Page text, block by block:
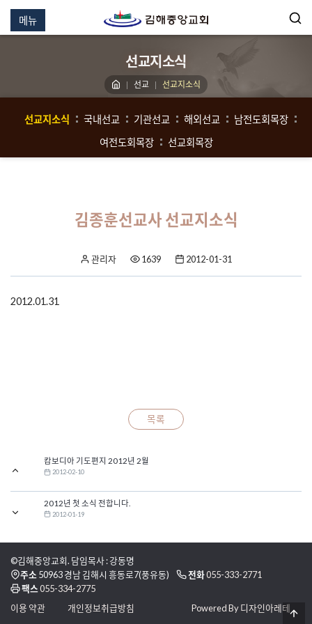
메뉴
선교지소식
선교 선교지소식
선교지소식 국내선교 기관선교 해외선교
남전도회목장
여전도회목장
선교회목장
김종훈선교사 선교지소식
관리자 1639 2012-01-31
2012.01.31
목록
캄보디아 기도편지 2012년 2월
2012-02-10
2012년 첫 소식 전합니다.
2012-01-19
©김해중앙교회. 담임목사 : 강동명
주소 50963 경남 김해시 흥동로7(풍유동) 전화055-333-2771
팩스 055-334-2775
이용 약관
개인정보취급방침 Powered By 디자인아레테